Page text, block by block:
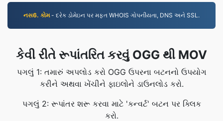
નસ6. કોમ- દરેક ડોમેઇન પર મફત WHOIS ગોપનીયતા, DNS અને SSL.
કેવી રીતે રૂપાંતરિત કરવું OGG થી MOV
પગલું 1: તમારું અપલોડ કરો OGG ઉપરના બટનનો ઉપયોગ
કરીને અથવા ખેંચીને ફાઇલોને ડાઉનલોડ કરો.
પગલું 2: રૂપાંતર શરૂ કરવા માટે 'કન્વર્ટ' બટન પર ક્લિક
કરો.